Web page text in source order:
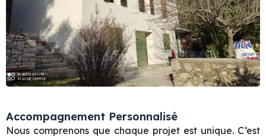
Accompagnement Personnalisé
Nous comprenons que chaque projet est unique. C’est